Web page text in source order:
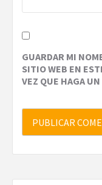
GUARDAR MI
SITIO WEB EN
VEZ QUE HAGA